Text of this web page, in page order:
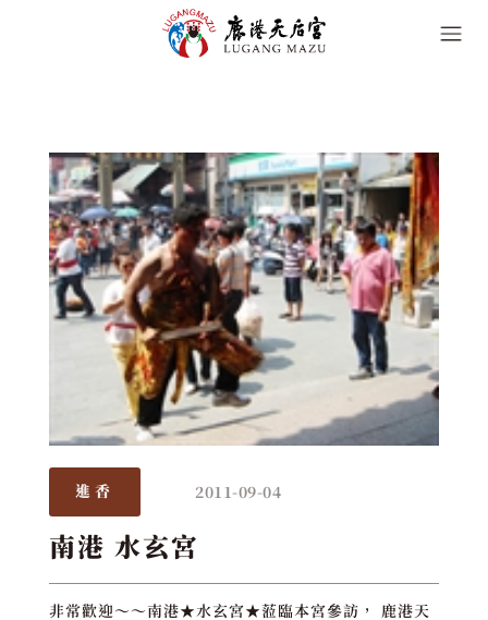
進香 2011-09-04
南港 水玄宮
非常歡迎～～南港★水玄宮★蒞臨本宮參訪， 鹿港天